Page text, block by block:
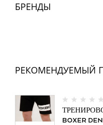
БРЕНДЫ
РЕКОМЕНДУЕМЫЙ
BOXER